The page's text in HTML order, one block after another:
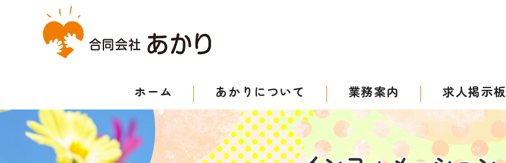
ホーム あかりについて 業務案内 求人掲示板